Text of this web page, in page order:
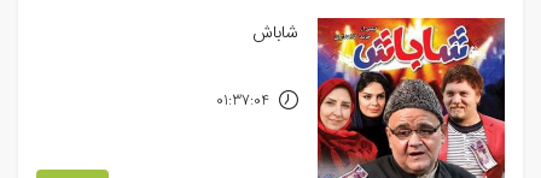
شاباش
01:37:04